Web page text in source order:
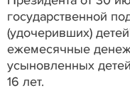
государственной
(удочеривших)
ежемесячные
усыновленных
16 лет.